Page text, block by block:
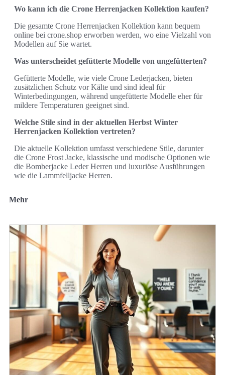
Wo kann ich die Crone Herrenjacken Kollektion kaufen?
Die gesamte Crone Herrenjacken Kollektion kann bequem
online bei crone.shop erworben werden, wo eine Vielzahl von
Modellen auf Sie wartet.
Was unterscheidet gefütterte Modelle von ungefütterten?
Gefütterte Modelle, wie viele Crone Lederjacken, bieten
zusätzlichen Schutz vor Kälte und sind ideal für
Winterbedingungen, während ungefütterte Modelle eher für
mildere Temperaturen geeignet sind.
Welche Stile sind in der aktuellen Herbst Winter
Herrenjacken Kollektion vertreten?
Die aktuelle Kollektion umfasst verschiedene Stile, darunter
die Crone Frost Jacke, klassische und modische Optionen wie
die Bomberjacke Leder Herren und luxuriöse Ausführungen
wie die Lammfelljacke Herren.
Mehr